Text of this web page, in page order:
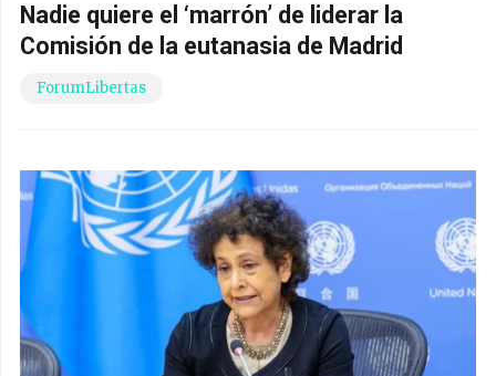
Nadie quiere el ‘marrón’ de liderar la
Comisión de la eutanasia de Madrid
ForumLibertas